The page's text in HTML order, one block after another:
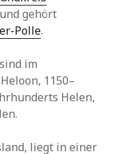
und gehört
Polle.
im
1150–
Helen,
liegt in einer